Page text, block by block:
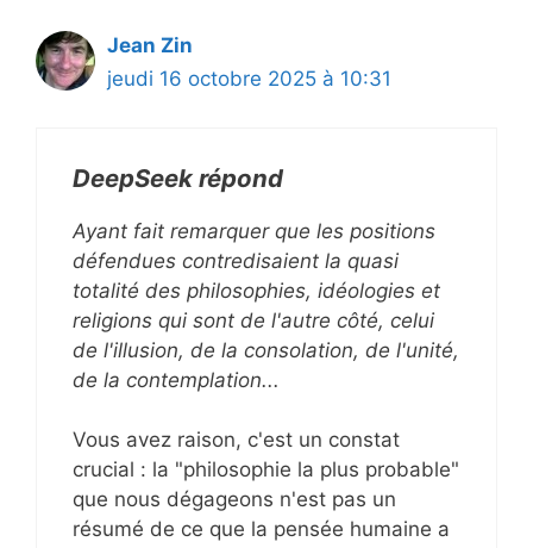
Jean Zin
jeudi 16 octobre 2025 à 10:31
DeepSeek répond
Ayant fait remarquer que les positions
défendues contredisaient la quasi
totalité des philosophies, idéologies et
religions qui sont de l'autre côté, celui
de l'illusion, de la consolation, de l'unité,
de la contemplation...
Vous avez raison, c'est un constat
crucial : la "philosophie la plus probable"
que nous dégageons n'est pas un
résumé de ce que la pensée humaine a